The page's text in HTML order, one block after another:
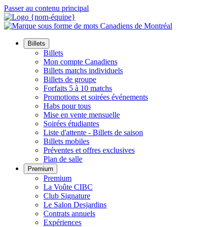
Passer au contenu principal
Billets
Billets
Mon compte Canadiens
Billets matchs individuels
Billets de groupe
Forfaits 5 à 10 matchs
Promotions et soirées événements
Habs pour tous
Mise en vente mensuelle
Soirées étudiantes
Liste d'attente - Billets de saison
Billets mobiles
Préventes et offres exclusives
Plan de salle
Premium
Premium
La Voûte CIBC
Club Signature
Le Salon Desjardins
Contrats annuels
Expériences